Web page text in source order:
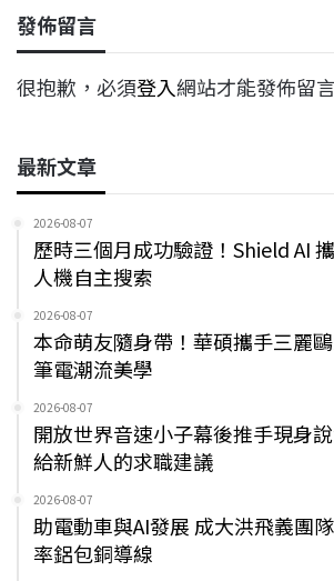
發佈留言
很抱歉，必須登入網站才能發佈留
最新文章
2026-08-07
歷時三個月成功驗證！Shield AI
人機自主搜索
2026-08-07
本命萌友隨身帶！華碩攜手三麗
筆電潮流美學
2026-08-07
開放世界音速小子幕後推手現身
給新鮮人的求職建議
2026-08-07
助電動車與AI發展 成大洪飛義團
率鋁包銅導線